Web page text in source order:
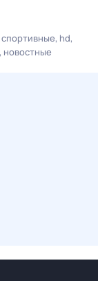
спортивные hd
новостные